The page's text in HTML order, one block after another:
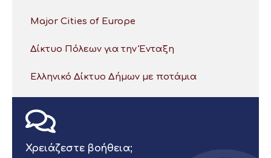
Major Cities of Europe
Δίκτυο Πόλεων για την Ένταξη
Ελληνικό Δίκτυο Δήμων με ποτάμια
Χρειάζεστε βοήθεια;